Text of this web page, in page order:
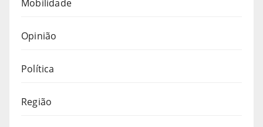
Mobilidade
Opinião
Política
Região